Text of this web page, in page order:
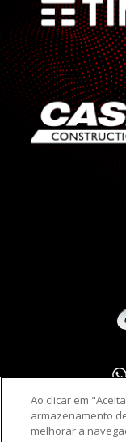
Ao clicar em
armazenamento
melhorar a